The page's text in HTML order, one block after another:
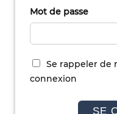
Mot de passe
Se rappeler de
connexion
SE